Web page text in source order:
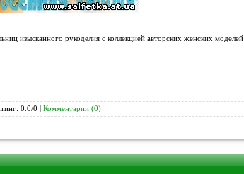
изысканного рукоделия с коллекцией авторских женских моделей
0.0/0 | Комментарии (0)